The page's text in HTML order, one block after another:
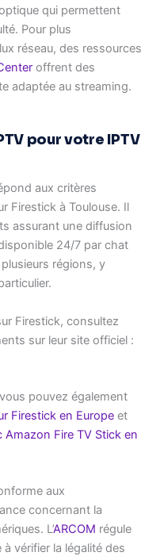
qui permettent
Pour plus
réseau, des ressources
offrent des
adaptée au streaming.
pour votre IPTV
aux critères
Firestick à Toulouse. Il
assurant une diffusion
24/7 par chat
régions, y
Firestick, consultez
sur leur site officiel :
pouvez également
Firestick en Europe et
Amazon Fire TV Stick en
aux
concernant la
L’ARCOM régule
vérifier la légalité des